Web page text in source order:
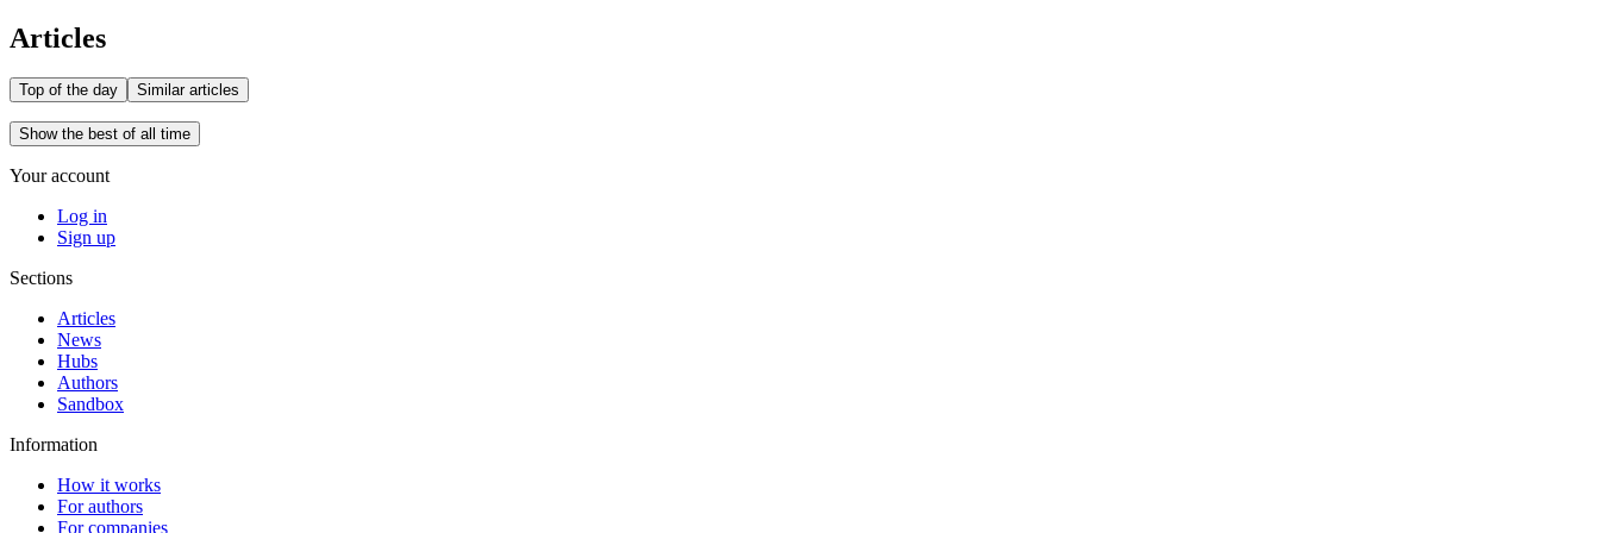
Articles
Top of the day Similar articles
Show the best of all time
Your account
Log in
Sign up
Sections
Articles
News
Hubs
Authors
Sandbox
Information
How it works
For authors
For companies